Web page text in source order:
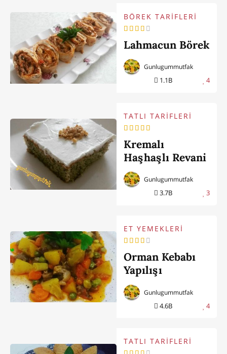
BÖREK TARİFLERİ
Lahmacun Börek
1.1B 4
Gunlugummutfak
TATLI TARİFLERİ
Kremalı
Haşhaşlı Revani
3.7B 3
Gunlugummutfak
ET YEMEKLERİ
Orman Kebabı
Yapılışı
4.6B 4
Gunlugummutfak
TATLI TARİFLERİ